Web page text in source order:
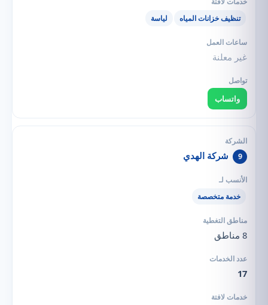
تنظيف خزانات المياه لياسة
غير معلنة
واتساب
9 شركة الهدي
خدمة متخصصة
8 مناطق
17